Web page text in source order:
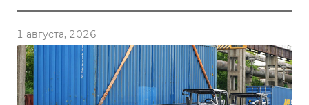
1 августа, 2026